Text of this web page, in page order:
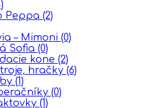
Peppa (2)
– Mimoni (0)
Sofia (0)
kone (2)
hračky (6)
(1)
(0)
(1)